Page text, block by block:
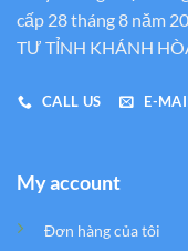
cấp 28 tháng 8 năm
TƯ TỈNH KHÁNH
CALL US E-
My account
Đơn hàng của tôi